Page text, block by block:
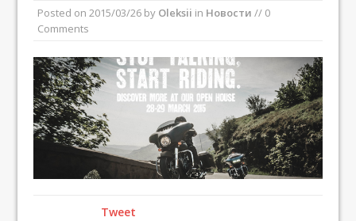
Posted on 2015/03/26 by Oleksii in Новости // 0
Comments
Tweet